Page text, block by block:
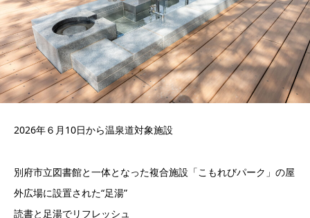
2026年６月10日から温泉道対象施設
別府市立図書館と一体となった複合施設「こもれびパーク」の屋
外広場に設置された“足湯”
読書と足湯でリフレッシュ